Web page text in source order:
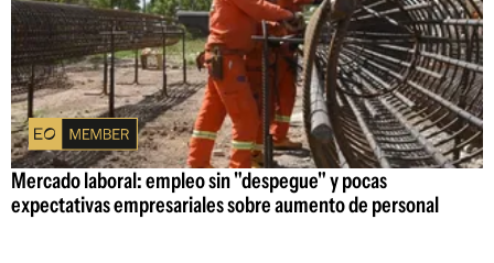
Mercado laboral: empleo sin "despegue" y pocas
expectativas empresariales sobre aumento de personal